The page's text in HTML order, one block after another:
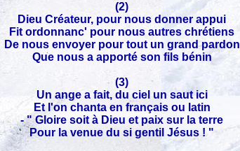
(2)
Dieu Créateur, pour nous donner appui
Fit ordonnanc' pour nous autres chrétiens
De nous envoyer pour tout un grand pardon
Que nous a apporté son fils bénin
(3)
Un ange a fait, du ciel un saut ici
Et l'on chanta en français ou latin
- " Gloire soit à Dieu et paix sur la terre
Pour la venue du si gentil Jésus ! "